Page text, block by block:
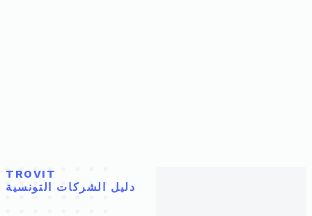
TROVIT
دليل الشركات التونسية